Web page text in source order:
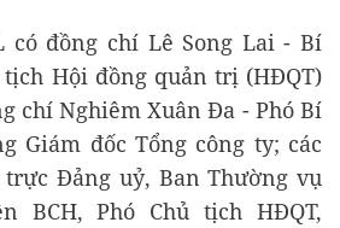
có đồng chí Lê Song Lai - Bí
Hội đồng quản trị (HĐQT)
chí Nghiêm Xuân Đa - Phó Bí
Giám đốc Tổng công ty; các
Đảng uỷ, Ban Thường vụ
BCH, Phó Chủ tịch HĐQT,